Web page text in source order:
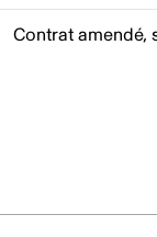
Contrat amendé,